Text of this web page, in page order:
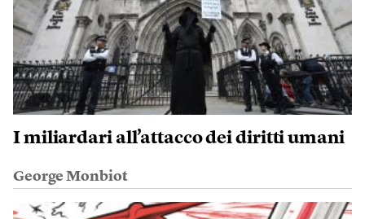
I miliardari all’attacco dei diritti umani
George Monbiot